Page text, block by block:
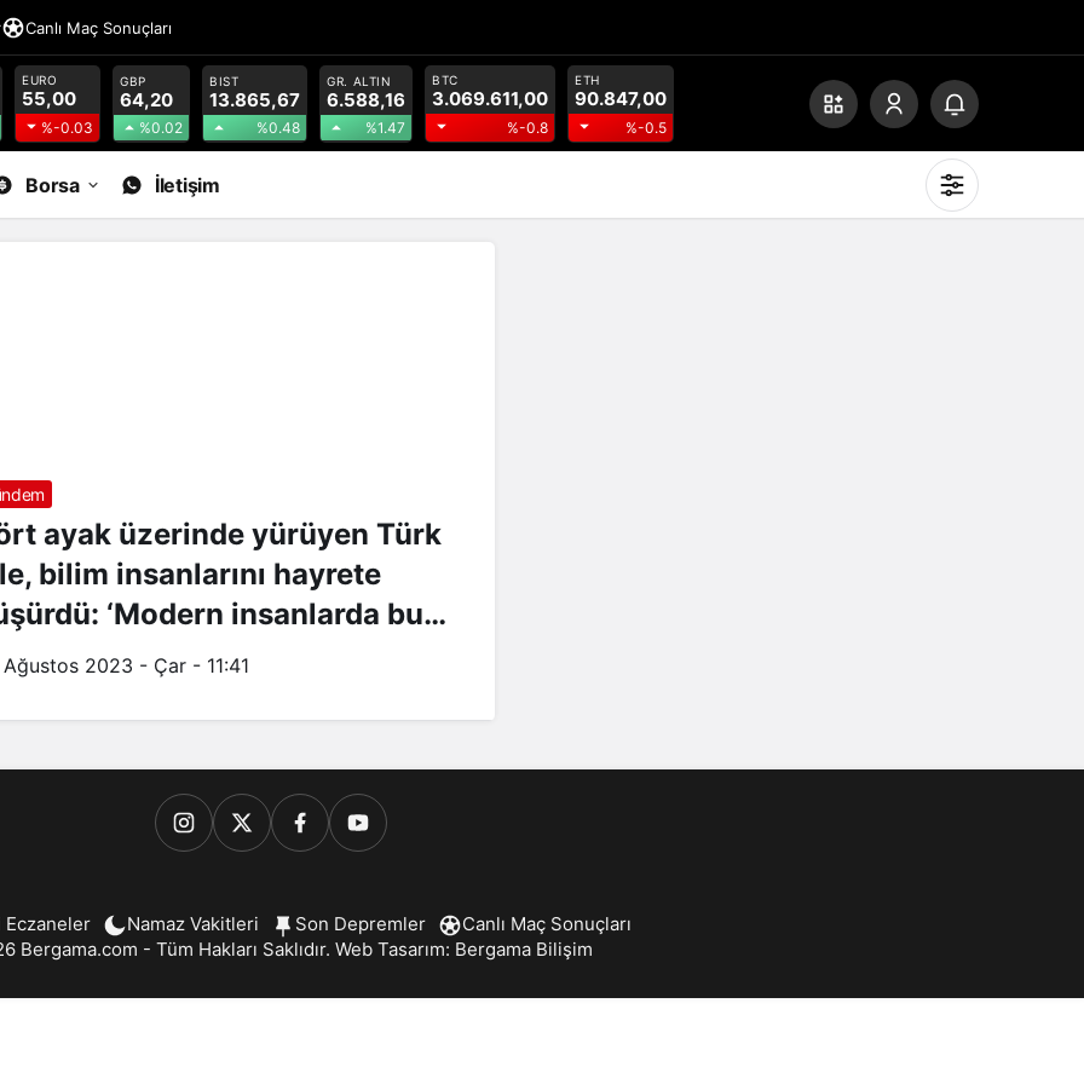
Canlı Maç Sonuçları
EURO
55,00
%-0.03
GBP
64,20
%0.02
BIST
13.865,67
%0.48
GR. ALTIN
6.588,16
%1.47
BTC
3.069.611,00
%-0.8
ETH
90.847,00
%-0.5
Borsa İletişim
Mod
değiştir
ayak üzerinde yürüyen Türk
bilim insanlarını hayrete
‘Modern insanlarda bu
2023 - Çar - 11:41
Eczaneler Namaz Vakitleri Son Depremler
Canlı Maç Sonuçları
Bergama.com - Tüm Hakları Saklıdır. Web Tasarım: Bergama Bilişim